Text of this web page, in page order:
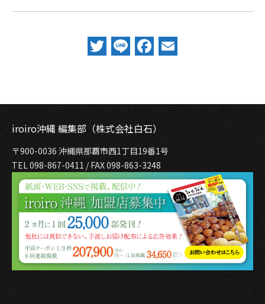
Twitter
LineFacebook
iroiro沖縄 編集部（株式会社白石）
〒900-0036 沖縄県那覇市西1丁目19番1号
TEL 098-867-0411 / FAX 098-863-3248